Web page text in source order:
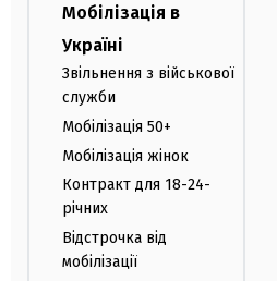
Мобілізація в
Україні
Звільнення з військової
служби
Мобілізація 50+
Мобілізація жінок
Контракт для 18-24-
річних
Відстрочка від
мобілізації